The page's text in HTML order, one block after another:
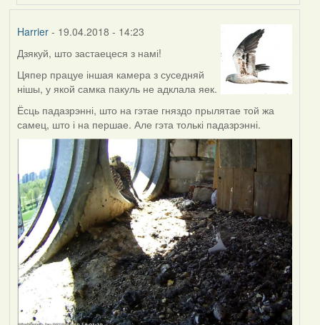
Harrier- 19.04.2018 - 14:23
Дзякуй, што застаецеся з намі!
Цяпер працуе іншая камера з суседняй
нішы, у якой самка пакуль не адклала яек.
Ёсць падазрэнні, што на гэтае гняздо прылятае той жа
самец, што і на першае. Але гэта толькі падазрэнні.